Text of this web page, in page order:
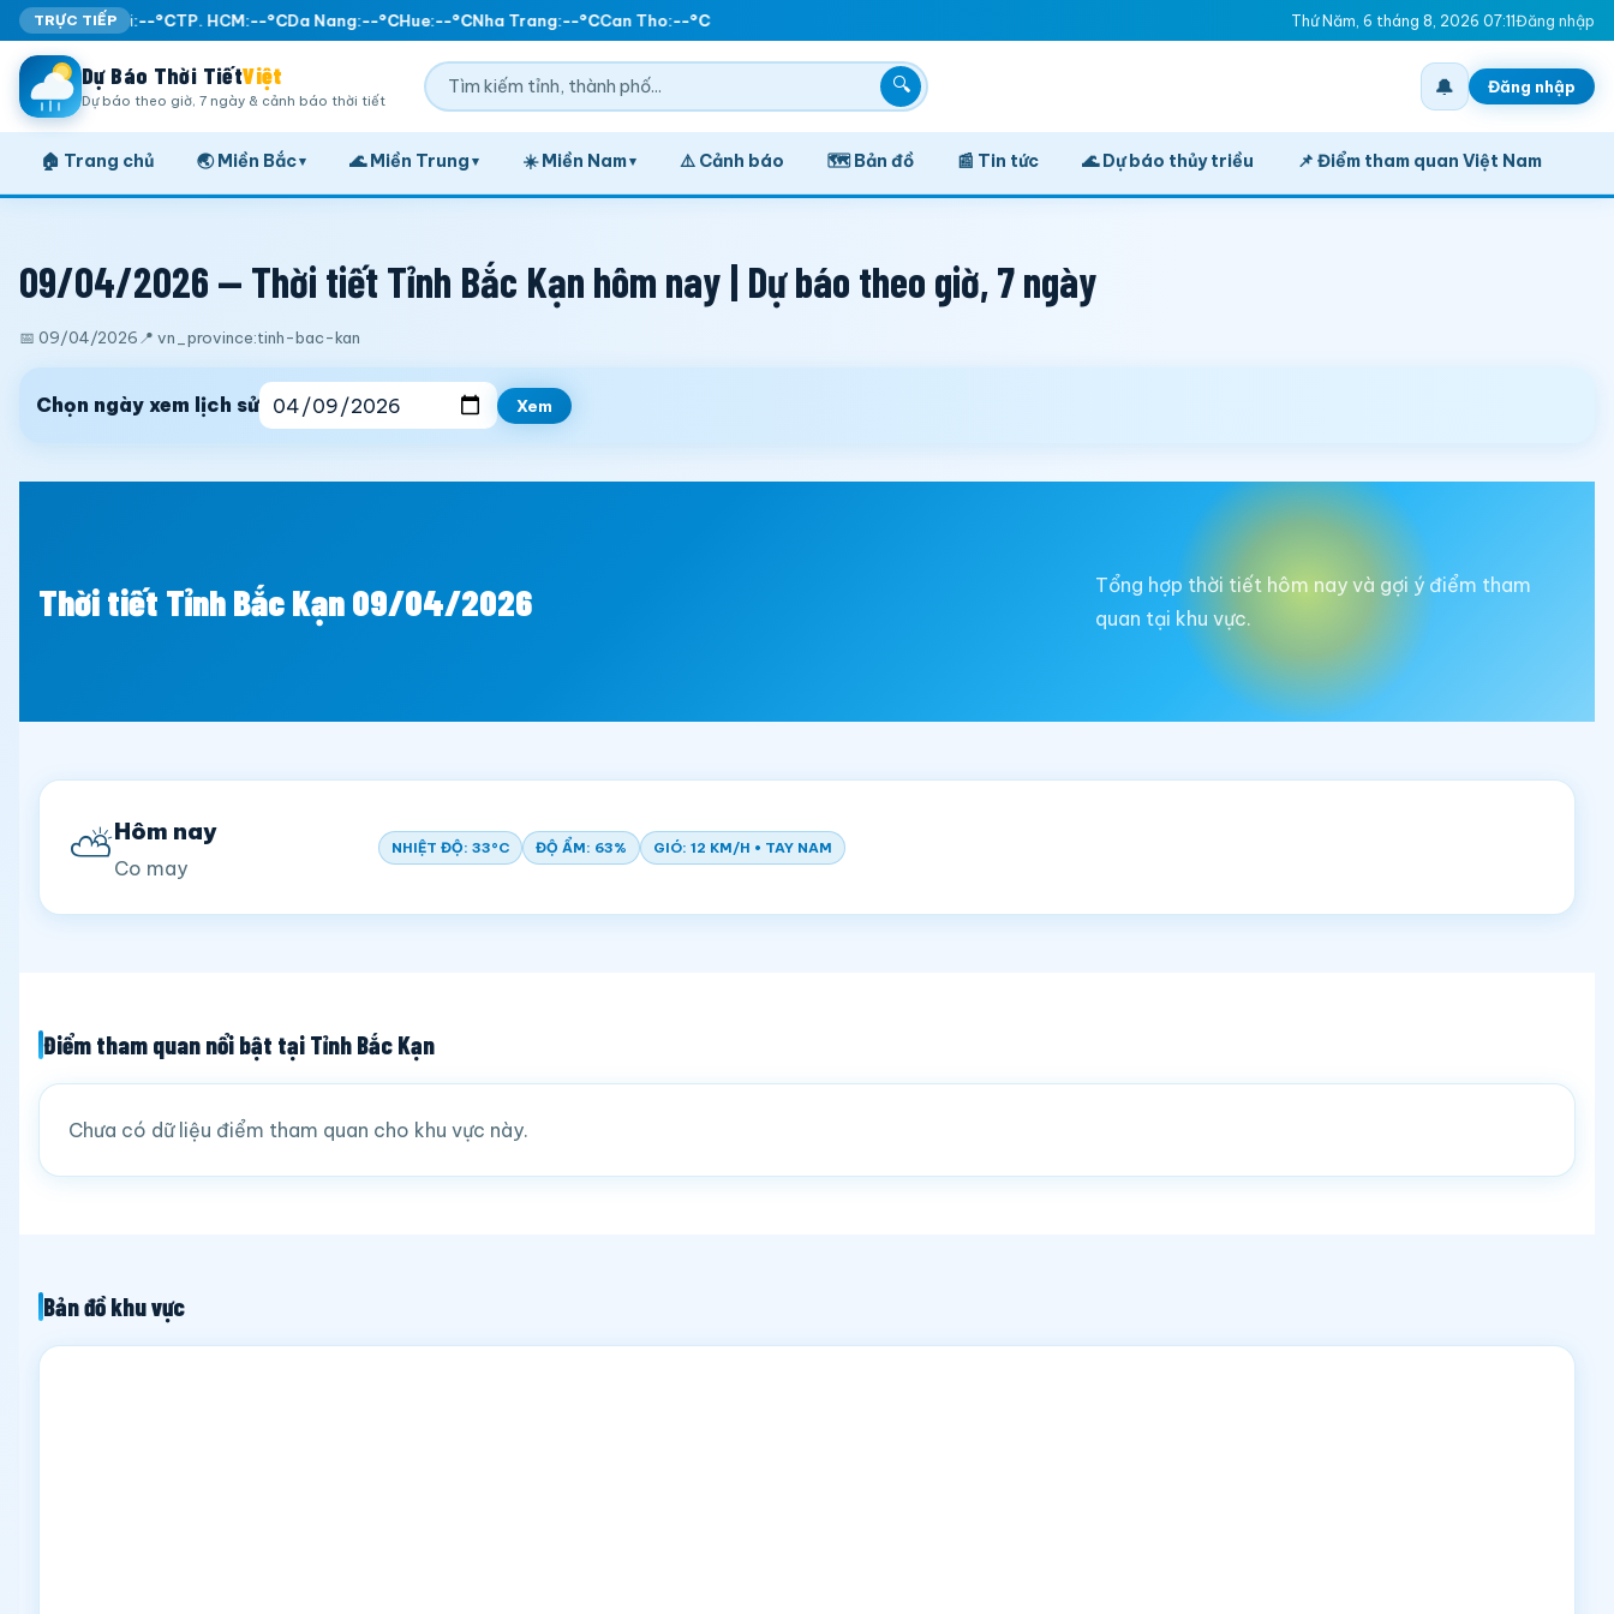
TRỰC TIẾP
Ha Noi:--°CTP. HCM:--°CDa Nang:--°CHue:--°CNha Trang:--°CCan Tho:--°C Thứ Năm, 6 tháng 8, 2026 07:11Đăng nhập
Dự Báo Thời TiếtViệt
Dự báo theo giờ, 7 ngày & cảnh báo thời tiết
🔍 🔔 Đăng nhập
🏠 Trang chủ 🌏 Miền Bắc▾ 🌊 Miền Trung ▾ ☀️ Miền Nam▾ ⚠️ Cảnh báo 🗺️ Bản đồ 📰 Tin tức 🌊 Dự báo thủy triều 📌 Điểm tham quan Việt Nam
09/04/2026 — Thời tiết Tỉnh Bắc Kạn hôm nay | Dự báo theo giờ, 7 ngày
📅 09/04/2026 📍 vn_province:tinh-bac-kan
Chọn ngày xem lịch sử Xem
Thời tiết Tỉnh Bắc Kạn 09/04/2026
Tổng hợp thời tiết hôm nay và gợi ý điểm tham
quan tại khu vực.
⛅Hôm nay
Co may
NHIỆT ĐỘ: 33°C ĐỘ ẨM: 63% GIÓ: 12 KM/H • TAY NAM
Điểm tham quan nổi bật tại Tỉnh Bắc Kạn
Chưa có dữ liệu điểm tham quan cho khu vực này.
Bản đồ khu vực